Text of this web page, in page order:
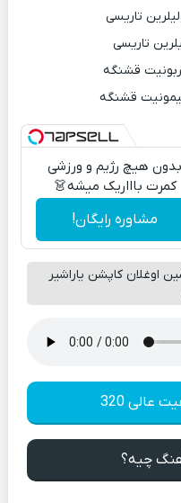
تاریسی
تاریسی
قشنگه
قشنگه
بدون هیچ رژیم و ورزشی
کمرت باااریک میشه👗
مشاوره رایگان!
کاپشن یاراشیر
عالی 320
چیه؟